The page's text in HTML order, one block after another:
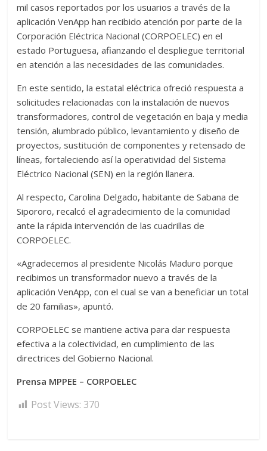
mil casos reportados por los usuarios a través de la
aplicación VenApp han recibido atención por parte de la
Corporación Eléctrica Nacional (CORPOELEC) en el
estado Portuguesa, afianzando el despliegue territorial
en atención a las necesidades de las comunidades.
En este sentido, la estatal eléctrica ofreció respuesta a
solicitudes relacionadas con la instalación de nuevos
transformadores, control de vegetación en baja y media
tensión, alumbrado público, levantamiento y diseño de
proyectos, sustitución de componentes y retensado de
líneas, fortaleciendo así la operatividad del Sistema
Eléctrico Nacional (SEN) en la región llanera.
Al respecto, Carolina Delgado, habitante de Sabana de
Sipororo, recalcó el agradecimiento de la comunidad
ante la rápida intervención de las cuadrillas de
CORPOELEC.
«Agradecemos al presidente Nicolás Maduro porque
recibimos un transformador nuevo a través de la
aplicación VenApp, con el cual se van a beneficiar un total
de 20 familias», apuntó.
CORPOELEC se mantiene activa para dar respuesta
efectiva a la colectividad, en cumplimiento de las
directrices del Gobierno Nacional.
Prensa MPPEE – CORPOELEC
Post Views: 370